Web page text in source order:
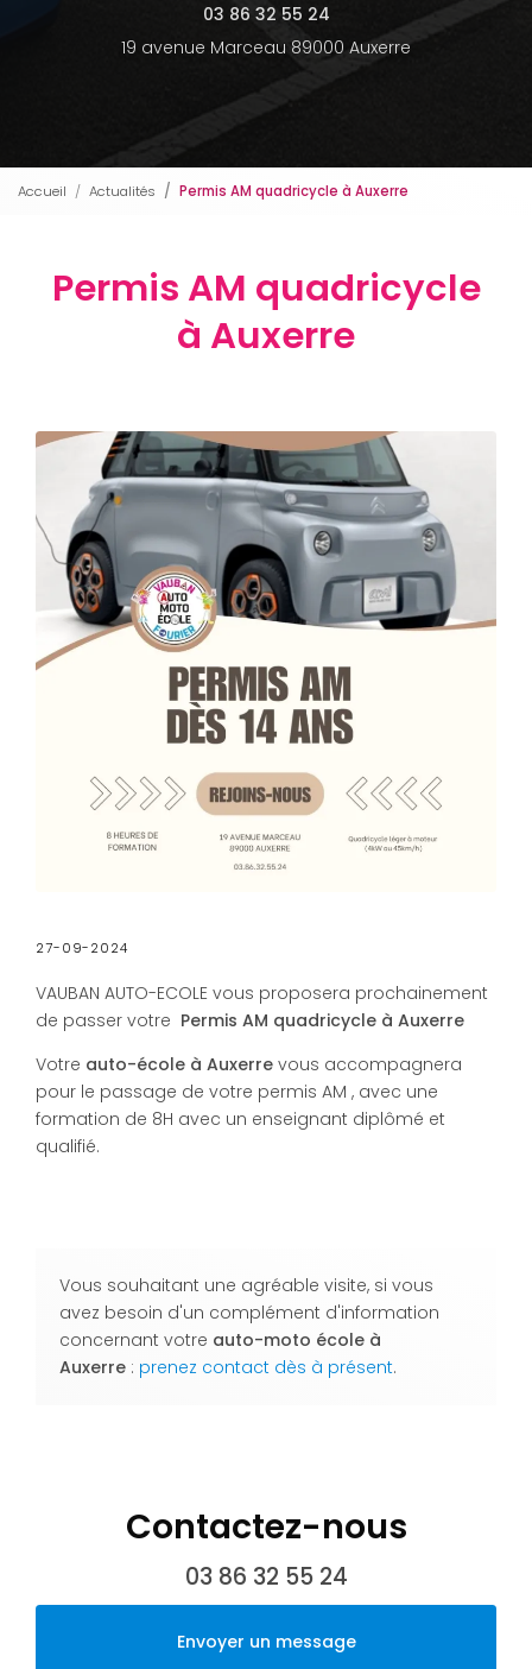
03 86 32 55 24
19 avenue Marceau 89000 Auxerre
Accueil Actualités Permis AM quadricycle à Auxerre
Permis AM quadricycle
à Auxerre
27-09-2024
VAUBAN AUTO-ECOLE vous proposera prochainement
de passer votre Permis AM quadricycle à Auxerre
Votre auto-école à Auxerre vous accompagnera
pour le passage de votre permis AM , avec une
formation de 8H avec un enseignant diplômé et
qualifié.
Vous souhaitant une agréable visite, si vous
avez besoin d'un complément d'information
concernant votre auto-moto école à
Auxerre : prenez contact dès à présent.
Contactez-nous
03 86 32 55 24
Envoyer un message